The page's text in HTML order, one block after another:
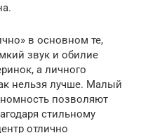
в основном те,
звук и обилие
а личного
нельзя лучше. Малый
позволяют
стильному
отлично